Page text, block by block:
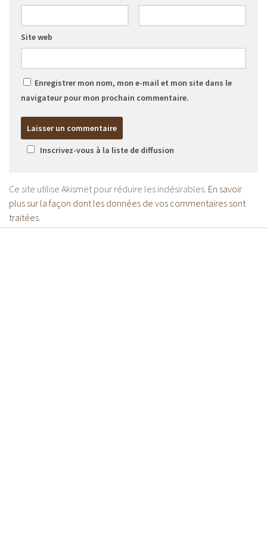
Site web
Enregistrer mon nom, mon e-mail et mon site dans le
navigateur pour mon prochain commentaire.
Inscrivez-vous à la liste de diffusion
Ce site utilise Akismet pour réduire les indésirables. En savoir
plus sur la façon dont les données de vos commentaires sont
traitées